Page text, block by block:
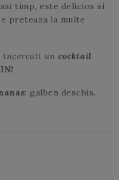
timp, este delicios si
preteaza la multe
incercati un cocktail
: galben deschis.